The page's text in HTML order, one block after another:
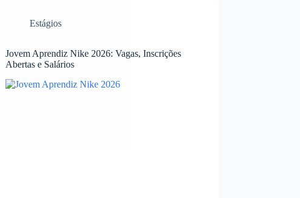
Estágios
Jovem Aprendiz Nike 2026: Vagas, Inscrições
Abertas e Salários